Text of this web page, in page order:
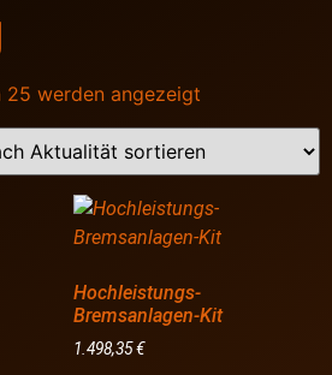
25 werden angezeigt
Hochleistungs-
Bremsanlagen-Kit
1.498,35€